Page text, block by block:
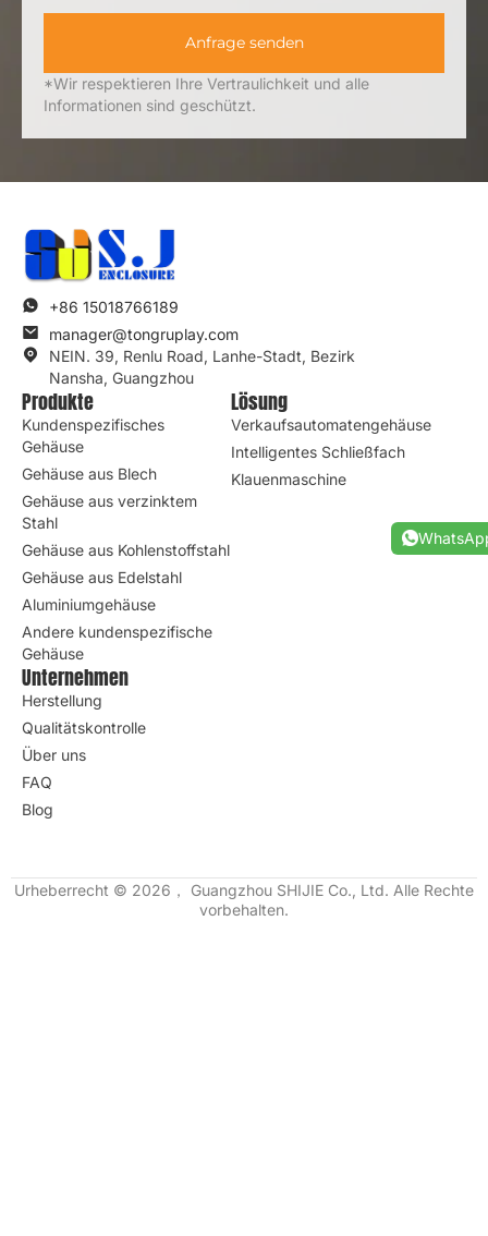
Anfrage senden
*Wir respektieren Ihre Vertraulichkeit und alle
Informationen sind geschützt.
+86 15018766189
manager@tongruplay.com
NEIN. 39, Renlu Road, Lanhe-Stadt, Bezirk
Nansha, Guangzhou
Produkte
Kundenspezifisches
Gehäuse
Gehäuse aus Blech
Gehäuse aus verzinktem
Stahl
Gehäuse aus Kohlenstoffstahl
Gehäuse aus Edelstahl
Aluminiumgehäuse
Andere kundenspezifische
Gehäuse
Lösung
Verkaufsautomatengehäuse
Intelligentes Schließfach
Klauenmaschine
Unternehmen
Herstellung
Qualitätskontrolle
Über uns
FAQ
Blog
Urheberrecht © 2026， Guangzhou SHIJIE Co., Ltd. Alle Rechte
vorbehalten.